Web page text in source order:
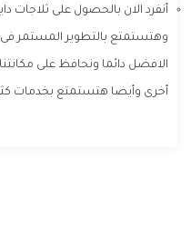
أنفرد الان بالحصول على ثلاجات
وهتستمتع بالتطوير المستمر
الافضل دائما ونحافظ على
أخرى وأيضا هتستمتع بخدمات